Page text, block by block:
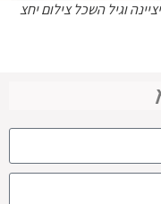
וגיל השכל צילום יחצ